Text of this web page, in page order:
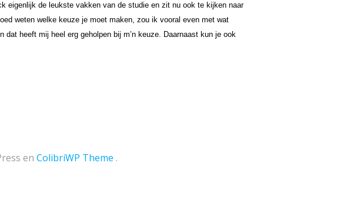
eigenlijk de leukste vakken van de studie en zit nu ook te kijken naar
weten welke keuze je moet maken, zou ik vooral even met wat
heeft mij heel erg geholpen bij m’n keuze. Daarnaast kun je ook
en ColibriWP Theme .